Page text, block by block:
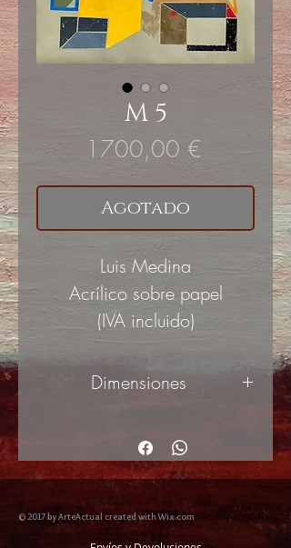
M 5
1700,00 €Precio
Agotado
Luis Medina
Acrílico sobre papel
(IVA incluido)
Dimensiones
© 2017 by ArteActual created with Wix.com